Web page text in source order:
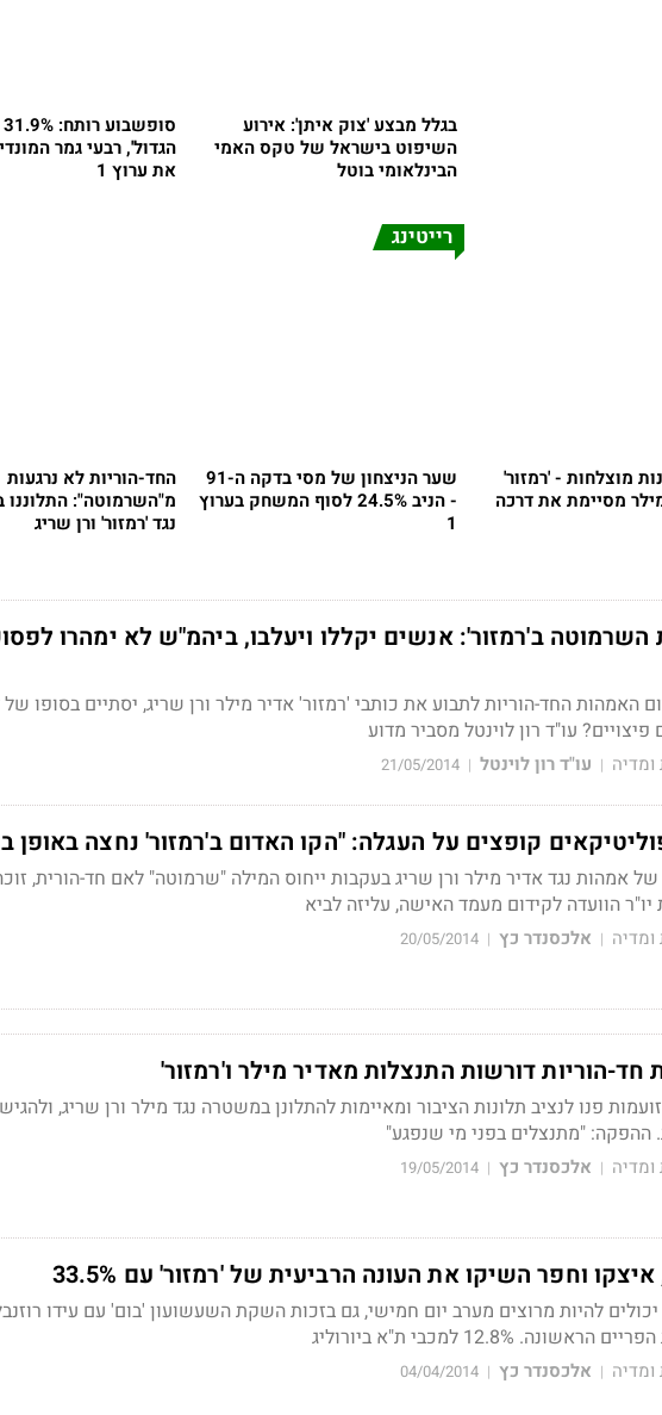
בגלל מבצע 'צוק איתן': אירוע
השיפוט בישראל של טקס האמי
הבינלאומי בוטל
הגדול', רבעי גמר
את ערוץ 1
4 עונות מוצלחות - 'רמזור'
מסיימת את דרכה
רייטינג
שער הניצחון של מסי בדקה ה-91
- הניב 24.5% לסוף המשחק בערוץ
1
החד-הוריות לא נרגעות
מ"השרמוטה":
נגד 'רמזור' ורן שריג
ב'רמזור': אנשים יקללו ויעלבו, ביהמ"ש לא ימהרו
האמהות החד-הוריות לתבוע את כותבי 'רמזור' אדיר מילר ורן שריג, יסתיים בסופו
עו"ד רון לוינטל מסביר מדוע
| עו"ד רון לוינטל |
21/05/2014
קופצים על העגלה: "הקו האדום ב'רמזור' נחצה באופן
אמהות נגד אדיר מילר ורן שריג בעקבות ייחוס המילה "שרמוטה" לאם חד-הורית,
הוועדה לקידום מעמד האישה, עליזה לביא
| אלכסנדר כץ |
20/05/2014
חד-הוריות דורשות התנצלות מאדיר מילר ו'רמזור'
פנו לנציב תלונות הציבור ומאיימות להתלונן במשטרה נגד מילר ורן שריג,
ההפקה: "מתנצלים בפני מי שנפגע"
| אלכסנדר כץ |
19/05/2014
וחפר השיקו את העונה הרביעית של 'רמזור' עם 33.5%
להיות מרוצים מערב יום חמישי, גם בזכות השקת השעשועון 'בום' עם עידו
12.8% למכבי ת"א ביורוליג
| אלכסנדר כץ |
04/04/2014